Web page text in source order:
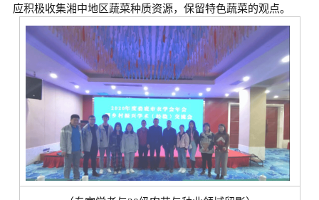
应积极收集湘中地区蔬菜种质资源，保留特色蔬菜的观点。